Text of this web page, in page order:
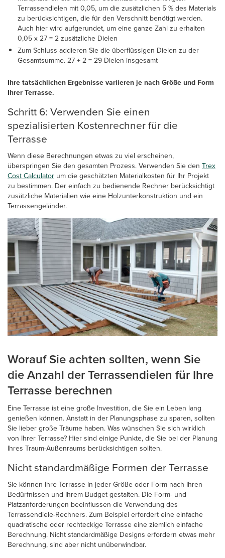
Terrassendielen mit 0,05, um die zusätzlichen 5 % des Materials
zu berücksichtigen, die für den Verschnitt benötigt werden.
Auch hier wird aufgerundet, um eine ganze Zahl zu erhalten
0,05 x 27 = 2 zusätzliche Dielen
Zum Schluss addieren Sie die überflüssigen Dielen zu der
Gesamtsumme. 27 + 2 = 29 Dielen insgesamt
Ihre tatsächlichen Ergebnisse variieren je nach Größe und Form
Ihrer Terrasse.
Schritt 6: Verwenden Sie einen
spezialisierten Kostenrechner für die
Terrasse
Wenn diese Berechnungen etwas zu viel erscheinen,
überspringen Sie den gesamten Prozess. Verwenden Sie den Trex
Cost Calculator um die geschätzten Materialkosten für Ihr Projekt
zu bestimmen. Der einfach zu bedienende Rechner berücksichtigt
zusätzliche Materialien wie eine Holzunterkonstruktion und ein
Terrassengeländer.
Worauf Sie achten sollten, wenn Sie
die Anzahl der Terrassendielen für Ihre
Terrasse berechnen
Eine Terrasse ist eine große Investition, die Sie ein Leben lang
genießen können. Anstatt in der Planungsphase zu sparen, sollten
Sie lieber große Träume haben. Was wünschen Sie sich wirklich
von Ihrer Terrasse? Hier sind einige Punkte, die Sie bei der Planung
Ihres Traum-Außenraums berücksichtigen sollten.
Nicht standardmäßige Formen der Terrasse
Sie können Ihre Terrasse in jeder Größe oder Form nach Ihren
Bedürfnissen und Ihrem Budget gestalten. Die Form- und
Platzanforderungen beeinflussen die Verwendung des
Terrassendiele-Rechners. Zum Beispiel erfordert eine einfache
quadratische oder rechteckige Terrasse eine ziemlich einfache
Berechnung. Nicht standardmäßige Designs erfordern etwas mehr
Berechnung, sind aber nicht unüberwindbar.